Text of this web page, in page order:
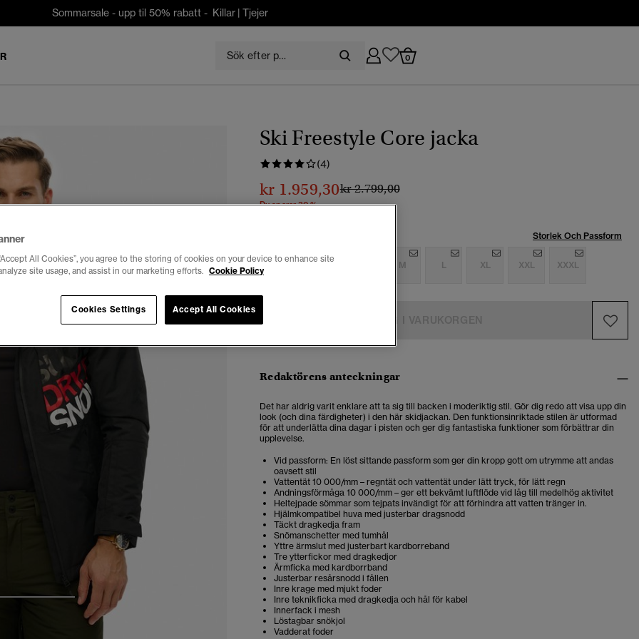
Sommarsale - upp til 50% rabatt - Killar| Tjejer
0
Ski Freestyle Core jacka
(4)
kr 1.959,30Pris reducerat från
kr 2.799,00till
Du sparar 30 %
Storlek Och Passform
XXS XS M L XL XXL XXXL
Redaktörens anteckningar
Det har aldrig varit enklare att ta sig till backen i moderiktig stil. Gör dig redo att visa upp din
look (och dina färdigheter) i den här skidjackan. Den funktionsinriktade stilen är utformad
för att underlätta dina dagar i pisten och ger dig fantastiska funktioner som förbättrar din
upplevelse.
Vid passform: En löst sittande passform som ger din kropp gott om utrymme att andas
oavsett stil
Vattentät 10 000/mm – regntät och vattentät under lätt tryck, för lätt regn
Andningsförmåga 10 000/mm – ger ett bekvämt luftflöde vid låg till medelhög aktivitet
Heltejpade sömmar som tejpats invändigt för att förhindra att vatten tränger in.
Hjälmkompatibel huva med justerbar dragsnodd
Täckt dragkedja fram
Snömanschetter med tumhål
Yttre ärmslut med justerbart kardborreband
Tre ytterfickor med dragkedjor
Ärmficka med kardborrband
Justerbar resårsnodd i fållen
Inre krage med mjukt foder
Inre teknikficka med dragkedja och hål för kabel
Innerfack i mesh
Löstagbar snökjol
Vadderat foder
All Cookies”, you agree to the storing of cookies on your device to enhance site
site usage, and assist in our marketing efforts. Cookie Policy
Accept All Cookies
Cookies Settings